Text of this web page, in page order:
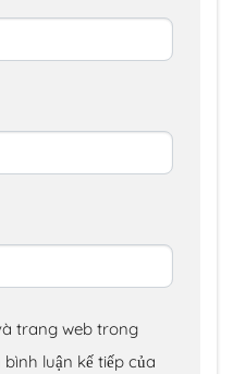
trang web trong
luận kế tiếp của